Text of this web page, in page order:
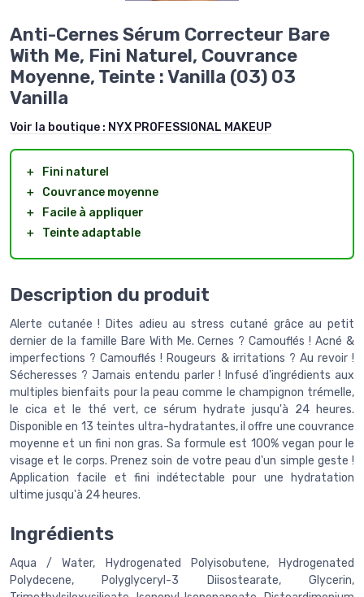
Anti-Cernes Sérum Correcteur Bare
With Me, Fini Naturel, Couvrance
Moyenne, Teinte : Vanilla (03) 03
Vanilla
Voir la boutique : NYX PROFESSIONAL MAKEUP
＋
Fini naturel
＋
Couvrance moyenne
＋
Facile à appliquer
＋
Teinte adaptable
Description du produit
Alerte cutanée ! Dites adieu au stress cutané grâce au petit
dernier de la famille Bare With Me. Cernes ? Camouflés ! Acné &
imperfections ? Camouflés ! Rougeurs & irritations ? Au revoir !
Sécheresses ? Jamais entendu parler ! Infusé d'ingrédients aux
multiples bienfaits pour la peau comme le champignon trémelle,
le cica et le thé vert, ce sérum hydrate jusqu'à 24 heures.
Disponible en 13 teintes ultra-hydratantes, il offre une couvrance
moyenne et un fini non gras. Sa formule est 100% vegan pour le
visage et le corps. Prenez soin de votre peau d'un simple geste !
Application facile et fini indétectable pour une hydratation
ultime jusqu'à 24 heures.
Ingrédients
Aqua / Water, Hydrogenated Polyisobutene, Hydrogenated
Polydecene, Polyglyceryl-3 Diisostearate, Glycerin,